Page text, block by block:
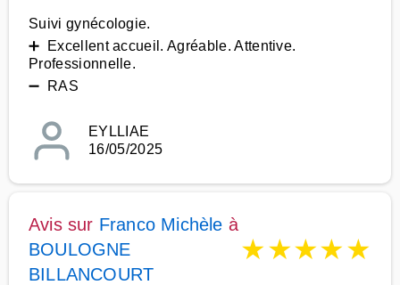
Suivi gynécologie.
➕ Excellent accueil. Agréable. Attentive.
Professionnelle.
➖ RAS
EYLLIAE
16/05/2025
Avis sur Franco Michèle à
BOULOGNE
BILLANCOURT
★★★★★